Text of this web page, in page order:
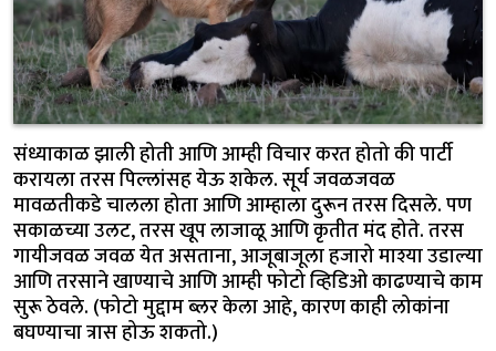
संध्याकाळ झाली होती आणि आम्ही विचार करत होतो की पार्टी
करायला तरस पिल्लांसह येऊ शकेल. सूर्य जवळजवळ
मावळतीकडे चालला होता आणि आम्हाला दुरून तरस दिसले. पण
सकाळच्या उलट, तरस खूप लाजाळू आणि कृतीत मंद होते. तरस
गायीजवळ जवळ येत असताना, आजूबाजूला हजारो माश्या उडाल्या
आणि तरसाने खाण्याचे आणि आम्ही फोटो व्हिडिओ काढण्याचे काम
सुरू ठेवले. (फोटो मुद्दाम ब्लर केला आहे, कारण काही लोकांना
बघण्याचा त्रास होऊ शकतो.)